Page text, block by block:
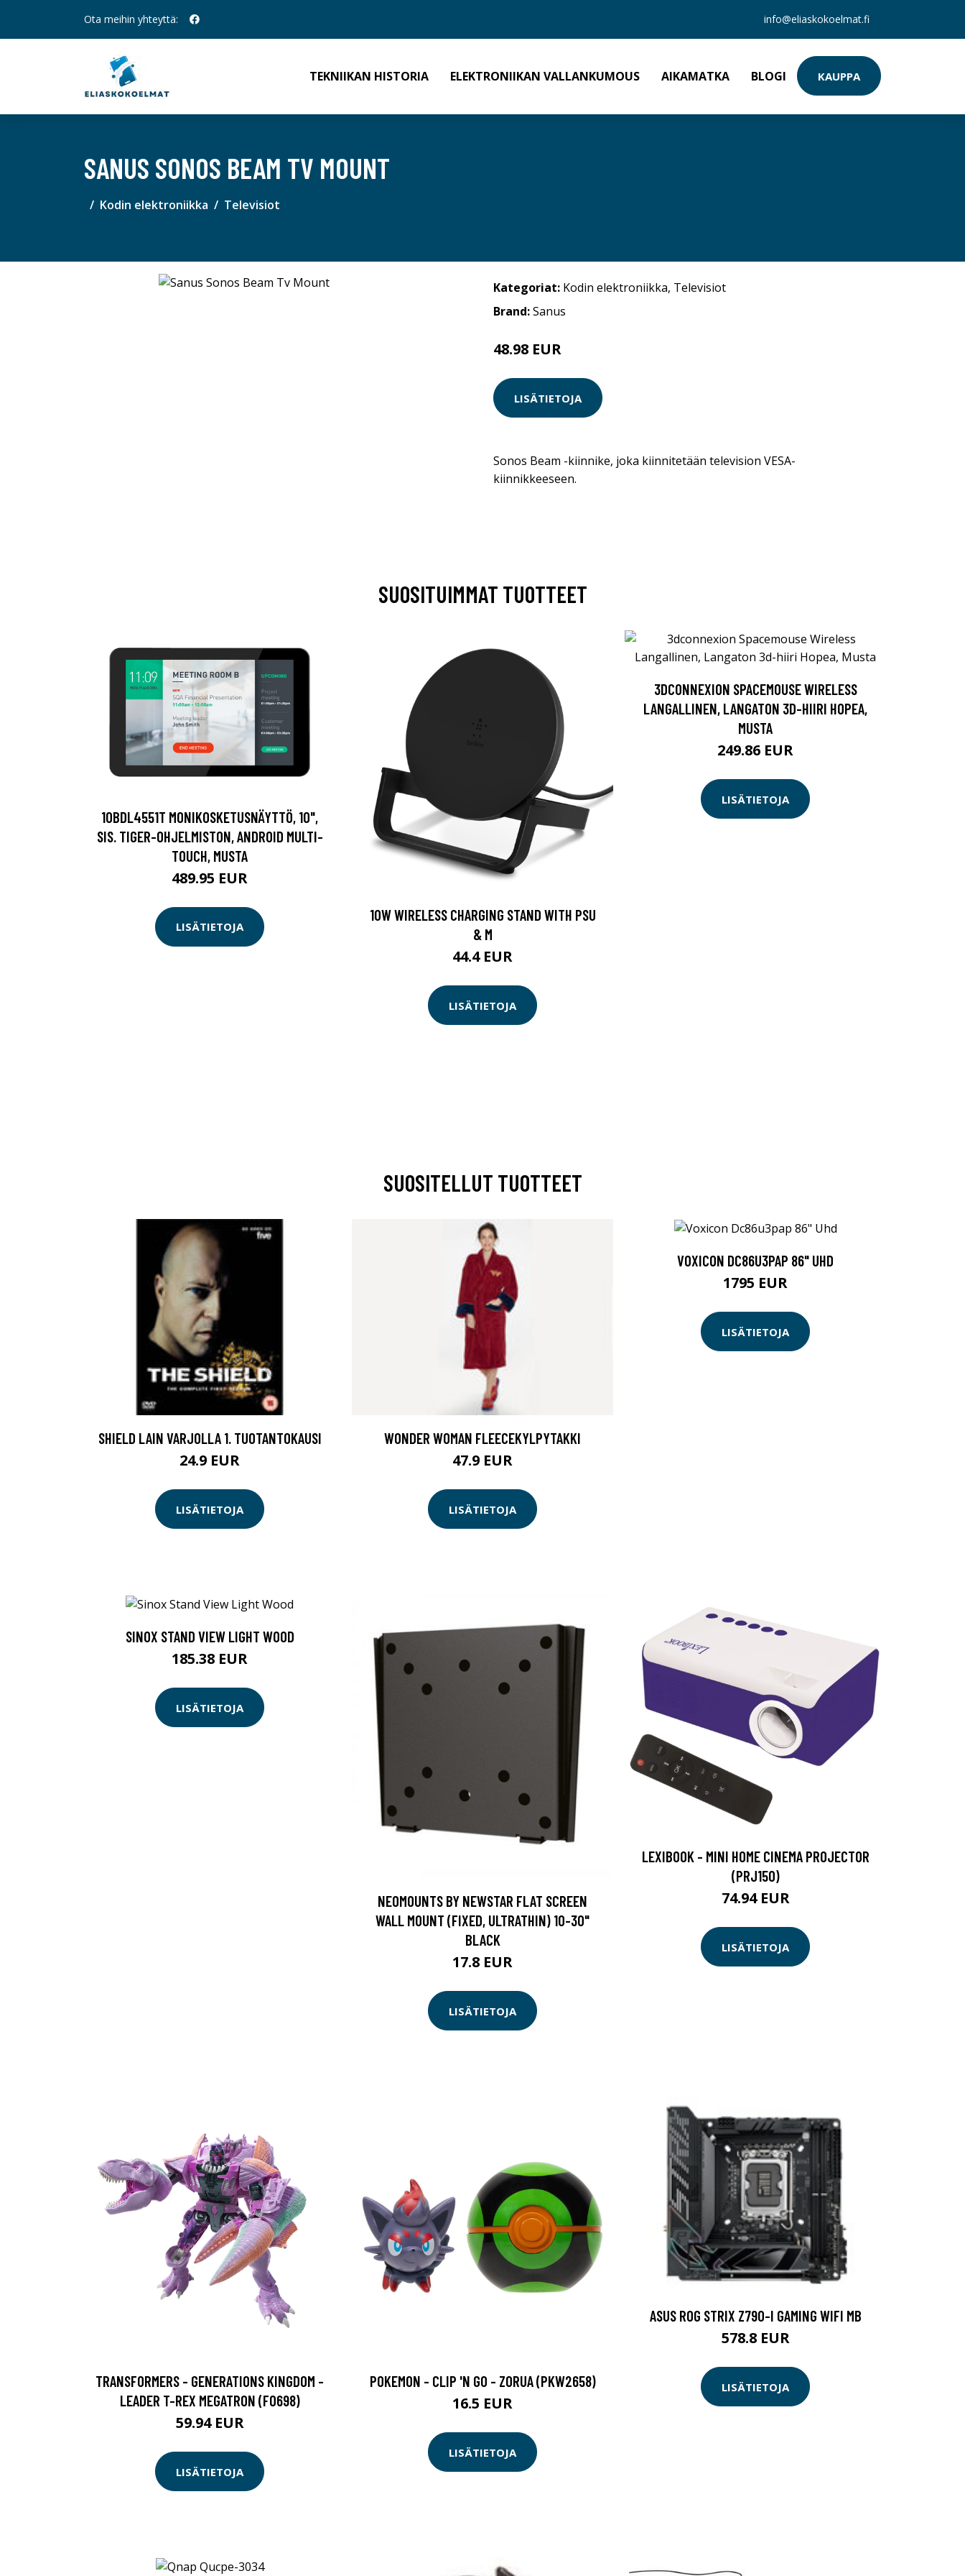
Ota meihin yhteyttä: info@eliaskokoelmat.fi
TEKNIIKAN HISTORIA ELEKTRONIIKAN VALLANKUMOUS AIKAMATKA BLOGI KAUPPA
SANUS SONOS BEAM TV MOUNT
Kodin elektroniikka Televisiot
Kategoriat: Kodin elektroniikka, Televisiot
Brand:Sanus
48.98 EUR
LISÄTIETOJA
Sonos Beam -kiinnike, joka kiinnitetään television VESA-
kiinnikkeeseen.
SUOSITUIMMAT TUOTTEET
10BDL4551T MONIKOSKETUSNÄYTTÖ, 10",
SIS. TIGER-OHJELMISTON, ANDROID MULTI-
TOUCH, MUSTA
489.95 EUR
LISÄTIETOJA
10W WIRELESS CHARGING STAND WITH PSU
& M
44.4 EUR
LISÄTIETOJA
3DCONNEXION SPACEMOUSE WIRELESS
LANGALLINEN, LANGATON 3D-HIIRI HOPEA,
MUSTA
249.86 EUR
LISÄTIETOJA
SUOSITELLUT TUOTTEET
SHIELD LAIN VARJOLLA 1. TUOTANTOKAUSI
24.9 EUR
LISÄTIETOJA
WONDER WOMAN FLEECEKYLPYTAKKI
47.9 EUR
LISÄTIETOJA
VOXICON DC86U3PAP 86" UHD
1795 EUR
LISÄTIETOJA
SINOX STAND VIEW LIGHT WOOD
185.38 EUR
LISÄTIETOJA
NEOMOUNTS BY NEWSTAR FLAT SCREEN
WALL MOUNT (FIXED, ULTRATHIN) 10-30"
BLACK
17.8 EUR
LISÄTIETOJA
LEXIBOOK - MINI HOME CINEMA PROJECTOR
(PRJ150)
74.94 EUR
LISÄTIETOJA
TRANSFORMERS - GENERATIONS KINGDOM -
LEADER T-REX MEGATRON (F0698)
59.94 EUR
LISÄTIETOJA
POKEMON - CLIP 'N GO - ZORUA (PKW2658)
16.5 EUR
LISÄTIETOJA
ASUS ROG STRIX Z790-I GAMING WIFI MB
578.8 EUR
LISÄTIETOJA